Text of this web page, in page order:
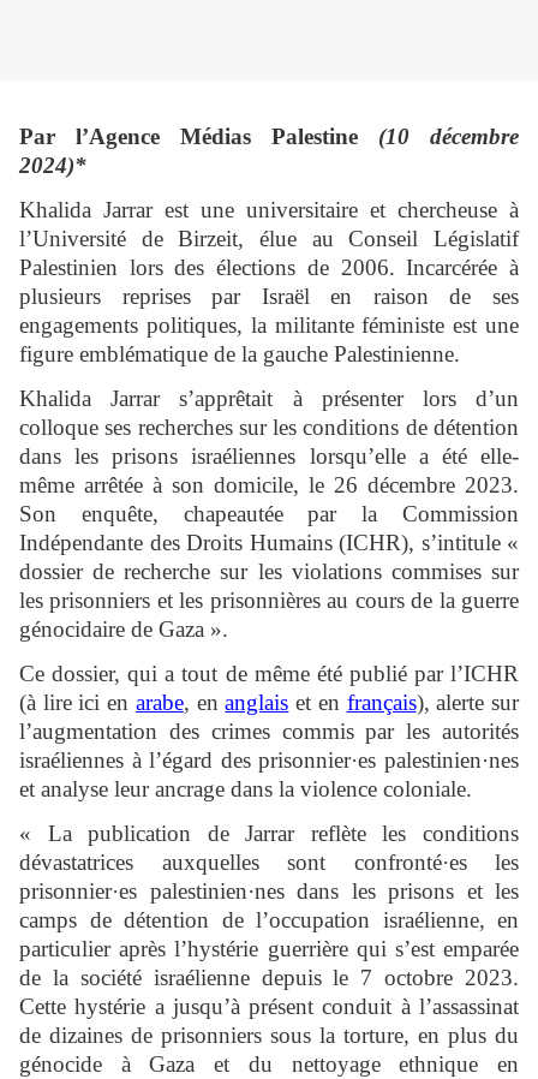
Par l’Agence Médias Palestine (10 décembre
2024)*
Khalida Jarrar est une universitaire et chercheuse à
l’Université de Birzeit, élue au Conseil Législatif
Palestinien lors des élections de 2006. Incarcérée à
plusieurs reprises par Israël en raison de ses
engagements politiques, la militante féministe est une
figure emblématique de la gauche Palestinienne.
Khalida Jarrar s’apprêtait à présenter lors d’un
colloque ses recherches sur les conditions de détention
dans les prisons israéliennes lorsqu’elle a été elle-
même arrêtée à son domicile, le 26 décembre 2023.
Son enquête, chapeautée par la Commission
Indépendante des Droits Humains (ICHR), s’intitule «
dossier de recherche sur les violations commises sur
les prisonniers et les prisonnières au cours de la guerre
génocidaire de Gaza ».
Ce dossier, qui a tout de même été publié par l’ICHR
(à lire ici en arabe, enanglais et en français), alerte sur
l’augmentation des crimes commis par les autorités
israéliennes à l’égard des prisonnier·es palestinien·nes
et analyse leur ancrage dans la violence coloniale.
« La publication de Jarrar reflète les conditions
dévastatrices auxquelles sont confronté·es les
prisonnier·es palestinien·nes dans les prisons et les
camps de détention de l’occupation israélienne, en
particulier après l’hystérie guerrière qui s’est emparée
de la société israélienne depuis le 7 octobre 2023.
Cette hystérie a jusqu’à présent conduit à l’assassinat
de dizaines de prisonniers sous la torture, en plus du
génocide à Gaza et du nettoyage ethnique en